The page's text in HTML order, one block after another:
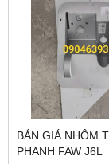
BÁN GIÁ NHÔM
PHANH FAW J6L